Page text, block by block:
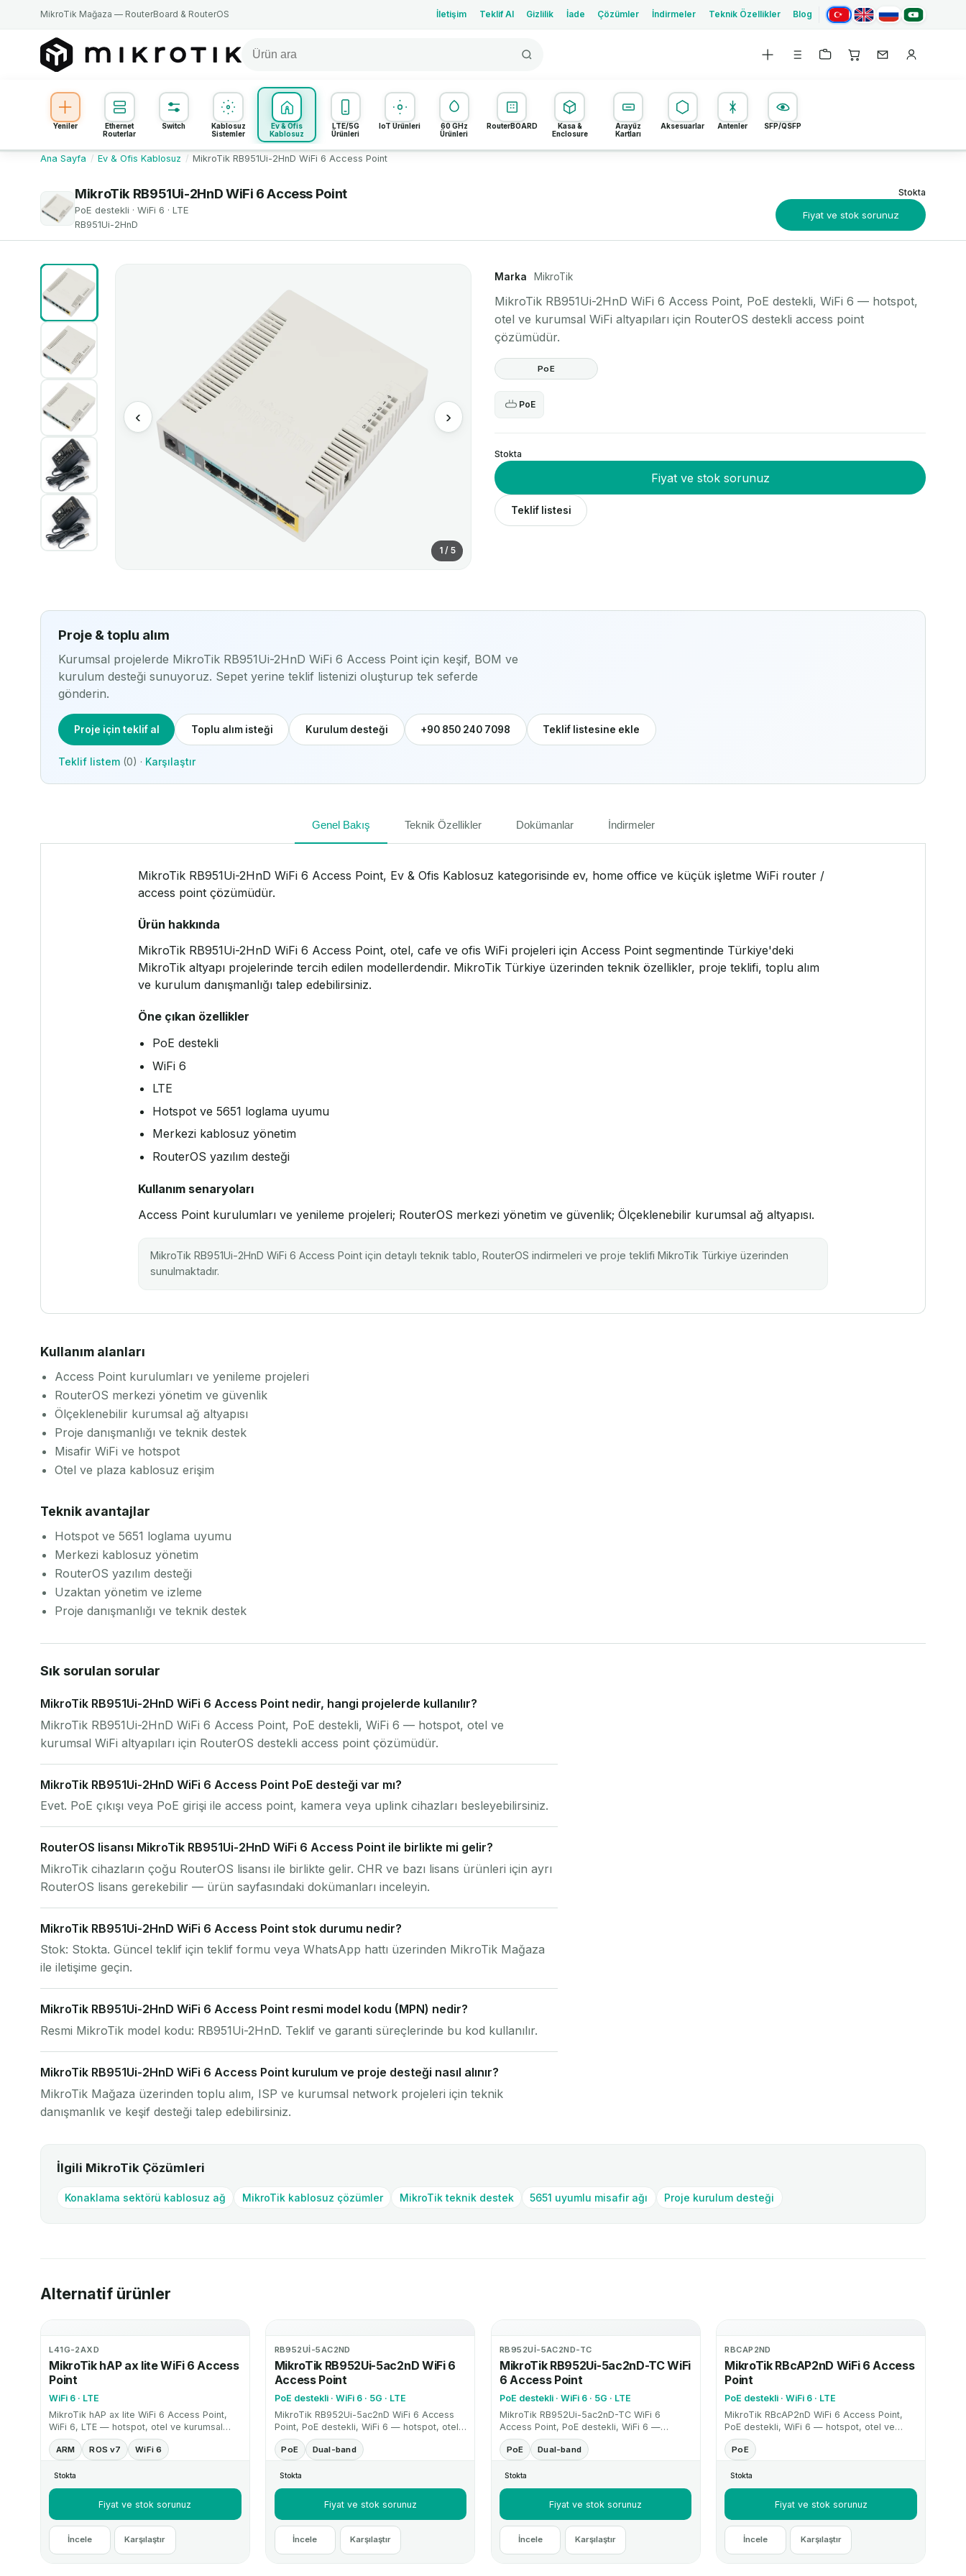
MikroTik Mağaza — RouterBoard & RouterOS İletişim Teklif Al Gizlilik İade Çözümler İndirmeler Teknik Özellikler Blog TürkçeEnglishРусскийالعربية
Yeniler
Ethernet
Routerlar
Switch
Kablosuz
Sistemler
Ev & Ofis
Kablosuz
LTE/5G
Ürünleri
IoT Ürünleri
60 GHz
Ürünleri
RouterBOARD
Kasa &
Enclosure
Arayüz
Kartları
Aksesuarlar Antenler SFP/QSFP
Ana Sayfa / Ev & Ofis Kablosuz / MikroTik RB951Ui-2HnD WiFi 6 Access Point
MikroTik RB951Ui-2HnD WiFi 6 Access Point
PoE destekli · WiFi 6 · LTE
RB951Ui-2HnD
Stokta
Fiyat ve stok sorunuz
‹ ›
1 / 5
Marka MikroTik
MikroTik RB951Ui-2HnD WiFi 6 Access Point, PoE destekli, WiFi 6 — hotspot,
otel ve kurumsal WiFi altyapıları için RouterOS destekli access point
çözümüdür.
PoE
PoE
Stokta
Fiyat ve stok sorunuz
Teklif listesi
Proje & toplu alım
Kurumsal projelerde MikroTik RB951Ui-2HnD WiFi 6 Access Point için keşif, BOM ve
kurulum desteği sunuyoruz. Sepet yerine teklif listenizi oluşturup tek seferde
gönderin.
Proje için teklif al Toplu alım isteği Kurulum desteği +90 850 240 7098 Teklif listesine ekle
Teklif listem (0) · Karşılaştır
Genel Bakış Teknik Özellikler Dokümanlar İndirmeler
MikroTik RB951Ui-2HnD WiFi 6 Access Point, Ev & Ofis Kablosuz kategorisinde ev, home office ve küçük işletme WiFi router /
access point çözümüdür.
Ürün hakkında
MikroTik RB951Ui-2HnD WiFi 6 Access Point, otel, cafe ve ofis WiFi projeleri için Access Point segmentinde Türkiye'deki
MikroTik altyapı projelerinde tercih edilen modellerdendir. MikroTik Türkiye üzerinden teknik özellikler, proje teklifi, toplu alım
ve kurulum danışmanlığı talep edebilirsiniz.
Öne çıkan özellikler
PoE destekli
WiFi 6
LTE
Hotspot ve 5651 loglama uyumu
Merkezi kablosuz yönetim
RouterOS yazılım desteği
Kullanım senaryoları
Access Point kurulumları ve yenileme projeleri; RouterOS merkezi yönetim ve güvenlik; Ölçeklenebilir kurumsal ağ altyapısı.
MikroTik RB951Ui-2HnD WiFi 6 Access Point için detaylı teknik tablo, RouterOS indirmeleri ve proje teklifi MikroTik Türkiye üzerinden
sunulmaktadır.
Kullanım alanları
Access Point kurulumları ve yenileme projeleri
RouterOS merkezi yönetim ve güvenlik
Ölçeklenebilir kurumsal ağ altyapısı
Proje danışmanlığı ve teknik destek
Misafir WiFi ve hotspot
Otel ve plaza kablosuz erişim
Teknik avantajlar
Hotspot ve 5651 loglama uyumu
Merkezi kablosuz yönetim
RouterOS yazılım desteği
Uzaktan yönetim ve izleme
Proje danışmanlığı ve teknik destek
Sık sorulan sorular
MikroTik RB951Ui-2HnD WiFi 6 Access Point nedir, hangi projelerde kullanılır?
MikroTik RB951Ui-2HnD WiFi 6 Access Point, PoE destekli, WiFi 6 — hotspot, otel ve
kurumsal WiFi altyapıları için RouterOS destekli access point çözümüdür.
MikroTik RB951Ui-2HnD WiFi 6 Access Point PoE desteği var mı?
Evet. PoE çıkışı veya PoE girişi ile access point, kamera veya uplink cihazları besleyebilirsiniz.
RouterOS lisansı MikroTik RB951Ui-2HnD WiFi 6 Access Point ile birlikte mi gelir?
MikroTik cihazların çoğu RouterOS lisansı ile birlikte gelir. CHR ve bazı lisans ürünleri için ayrı
RouterOS lisans gerekebilir — ürün sayfasındaki dokümanları inceleyin.
MikroTik RB951Ui-2HnD WiFi 6 Access Point stok durumu nedir?
Stok: Stokta. Güncel teklif için teklif formu veya WhatsApp hattı üzerinden MikroTik Mağaza
ile iletişime geçin.
MikroTik RB951Ui-2HnD WiFi 6 Access Point resmi model kodu (MPN) nedir?
Resmi MikroTik model kodu: RB951Ui-2HnD. Teklif ve garanti süreçlerinde bu kod kullanılır.
MikroTik RB951Ui-2HnD WiFi 6 Access Point kurulum ve proje desteği nasıl alınır?
MikroTik Mağaza üzerinden toplu alım, ISP ve kurumsal network projeleri için teknik
danışmanlık ve keşif desteği talep edebilirsiniz.
İlgili MikroTik Çözümleri
Konaklama sektörü kablosuz ağ MikroTik kablosuz çözümler MikroTik teknik destek 5651 uyumlu misafir ağı Proje kurulum desteği
Alternatif ürünler
L41G-2AXD
MikroTik hAP ax lite WiFi 6 Access
Point
WiFi 6 · LTE
MikroTik hAP ax lite WiFi 6 Access Point,
WiFi 6, LTE — hotspot, otel ve kurumsal
WiFi altyapıları için RouterOS destekli
access point çözümüdür.
ARM ROS v7 WiFi 6
Stokta
Fiyat ve stok sorunuz
İncele Karşılaştır
RB952UI-5AC2ND
MikroTik RB952Ui-5ac2nD WiFi 6
Access Point
PoE destekli · WiFi 6 · 5G · LTE
MikroTik RB952Ui-5ac2nD WiFi 6 Access
Point, PoE destekli, WiFi 6 — hotspot, otel
ve kurumsal WiFi altyapıları için RouterOS
destekli access point çözümüdür.
PoE Dual-band
Stokta
Fiyat ve stok sorunuz
İncele Karşılaştır
RB952UI-5AC2ND-TC
MikroTik RB952Ui-5ac2nD-TC WiFi
6 Access Point
PoE destekli · WiFi 6 · 5G · LTE
MikroTik RB952Ui-5ac2nD-TC WiFi 6
Access Point, PoE destekli, WiFi 6 —
hotspot, otel ve kurumsal WiFi altyapıları
için RouterOS destekli access point
çözümüdür.
PoE Dual-band
Stokta
Fiyat ve stok sorunuz
İncele Karşılaştır
RBCAP2ND
MikroTik RBcAP2nD WiFi 6 Access
Point
PoE destekli · WiFi 6 · LTE
MikroTik RBcAP2nD WiFi 6 Access Point,
PoE destekli, WiFi 6 — hotspot, otel ve
kurumsal WiFi altyapıları için RouterOS
destekli access point çözümüdür.
PoE
Stokta
Fiyat ve stok sorunuz
İncele Karşılaştır